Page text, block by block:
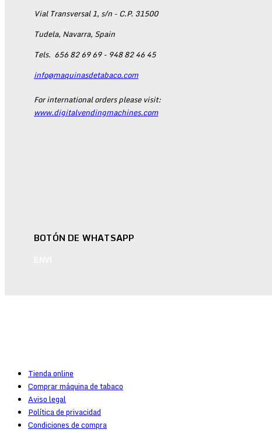
Vial Transversal 1, s/n - C.P. 31500
Tudela, Navarra, Spain
Tels. 656 82 69 69 - 948 82 46 45
info@maquinasdetabaco.com
For international orders please visit:
www.digitalvendingmachines.com
BOTÓN DE WHATSAPP
Tienda online
Comprar máquina de tabaco
Aviso legal
Política de privacidad
Condiciones de compra